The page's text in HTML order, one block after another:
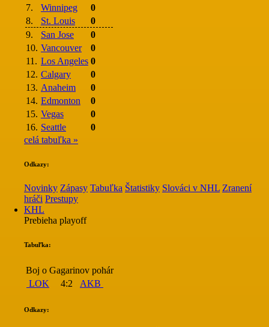
7.
Winnipeg
0
8.
St. Louis
0
9.
San Jose
0
10. Vancouver
0
11. Los Angeles 0
12. Calgary
0
13. Anaheim
0
14. Edmonton
0
15. Vegas
0
16. Seattle
0
celá tabuľka »
Odkazy:
Novinky Zápasy Tabuľka Štatistiky Slováci v NHL Zranení
hráči Prestupy
KHL
Prebieha playoff
Tabuľka:
Boj o Gagarinov pohár
LOK
4:2 AKB
Odkazy: